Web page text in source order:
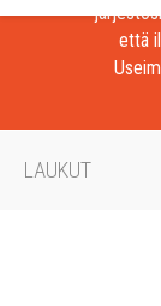
että
LAUKUT